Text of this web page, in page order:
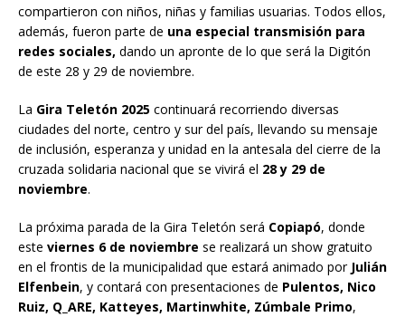
compartieron con niños, niñas y familias usuarias. Todos ellos,
además, fueron parte de una especial transmisión para
redes sociales, dando un apronte de lo que será la Digitón
de este 28 y 29 de noviembre.
La Gira Teletón 2025 continuará recorriendo diversas
ciudades del norte, centro y sur del país, llevando su mensaje
de inclusión, esperanza y unidad en la antesala del cierre de la
cruzada solidaria nacional que se vivirá el 28 y 29 de
noviembre.
La próxima parada de la Gira Teletón será Copiapó, donde
este viernes 6 de noviembre se realizará un show gratuito
en el frontis de la municipalidad que estará animado por Julián
Elfenbein, y contará con presentaciones de Pulentos, Nico
Ruiz, Q_ARE, Katteyes, Martinwhite, Zúmbale Primo,